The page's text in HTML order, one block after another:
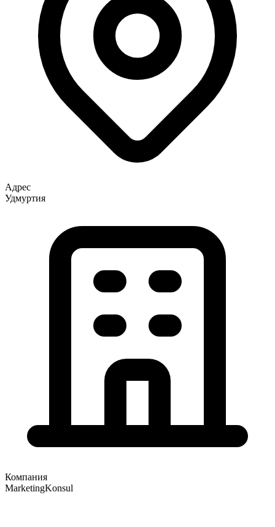
Адрес
Удмуртия
Компания
MarketingKonsul